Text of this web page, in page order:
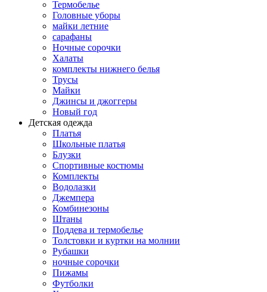
Термобелье
Головные уборы
майки летние
сарафаны
Ночные сорочки
Халаты
комплекты нижнего белья
Трусы
Майки
Джинсы и джоггеры
Новый год
Детская одежда
Платья
Школьные платья
Блузки
Спортивные костюмы
Комплекты
Водолазки
Джемпера
Комбинезоны
Штаны
Поддева и термобелье
Толстовки и куртки на молнии
Рубашки
ночные сорочки
Пижамы
Футболки